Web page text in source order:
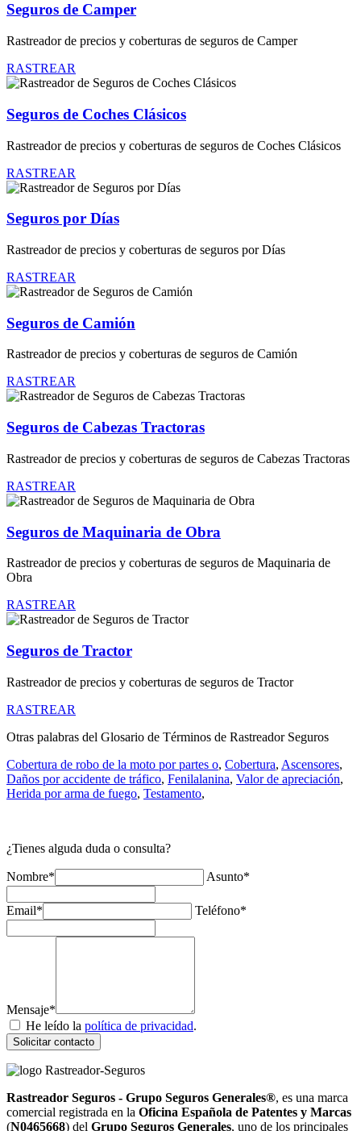
Seguros de Camper
Rastreador de precios y coberturas de seguros de Camper
RASTREAR
Seguros de Coches Clásicos
Rastreador de precios y coberturas de seguros de Coches Clásicos
RASTREAR
Seguros por Días
Rastreador de precios y coberturas de seguros por Días
RASTREAR
Seguros de Camión
Rastreador de precios y coberturas de seguros de Camión
RASTREAR
Seguros de Cabezas Tractoras
Rastreador de precios y coberturas de seguros de Cabezas Tractoras
RASTREAR
Seguros de Maquinaria de Obra
Rastreador de precios y coberturas de seguros de Maquinaria de
Obra
RASTREAR
Seguros de Tractor
Rastreador de precios y coberturas de seguros de Tractor
RASTREAR
Otras palabras del Glosario de Términos de Rastreador Seguros
Cobertura de robo de la moto por partes o, Cobertura, Ascensores,
Daños por accidente de tráfico, Fenilalanina, Valor de apreciación,
Herida por arma de fuego, Testamento,
¿Tienes alguda duda o consulta?
Nombre* Asunto*
Email* Teléfono*
Mensaje*
He leído la política de privacidad.
Solicitar contacto
Rastreador Seguros - Grupo Seguros Generales®, es una marca
comercial registrada en la Oficina Española de Patentes y Marcas
(N0465668) del Grupo Seguros Generales, uno de los principales